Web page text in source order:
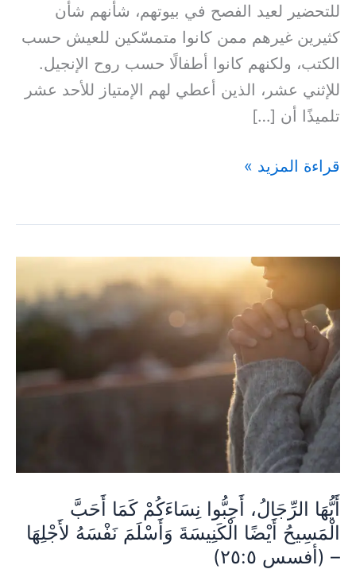
للتحضير لعيد الفصح في بيوتهم، شأنهم شأن
كثيرين غيرهم ممن كانوا متمسّكين للعيش حسب
الكتب، ولكنهم كانوا أطفالًا حسب روح الإنجيل.
للإثني عشر، الذين أعطي لهم الإمتياز للأحد عشر
تلميذًا أن […]
قراءة المزيد »
أَيُّهَا الرِّجَالُ، أَحِبُّوا نِسَاءَكُمْ كَمَا أَحَبَّ
الْمَسِيحُ أَيْضًا الْكَنِيسَةَ وَأَسْلَمَ نَفْسَهُ لأَجْلِهَا
– (أفسس ٢٥:٥)
أَحِبُّوا
نِسَاءَكُمْ
كَمَا
أَحَبَّ
الْمَسِيحُ
أَيْضًا
الْكَنِيسَةَ
وَأَسْلَمَ
نَفْسَهُ
لأَجْلِهَا